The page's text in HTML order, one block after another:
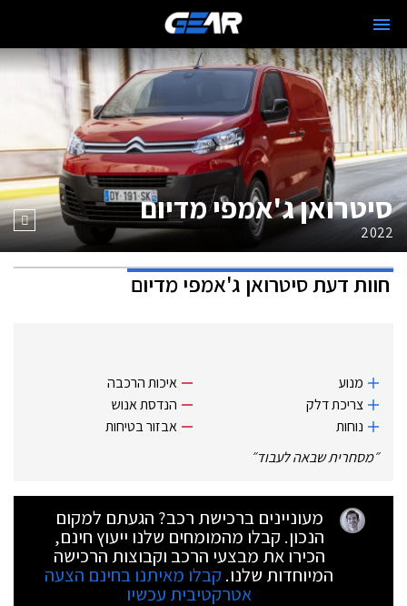
סיטרואן ג'אמפי מדיום
2022
חוות דעתסיטרואן ג'אמפי מדיום
מנוע
צריכת דלק
נוחות
איכות הרכבה
הנדסת אנוש
אבזור בטיחות
״מסחרית שבאה לעבוד״
מעוניינים ברכישת רכב? הגעתם למקום
הנכון. קבלו מהמומחים שלנו ייעוץ חינם,
הכירו את מבצעי הרכב וקבוצות הרכישה
המיוחדות שלנו. קבלו מאיתנו בחינם הצעה
אטרקטיבית עכשיו